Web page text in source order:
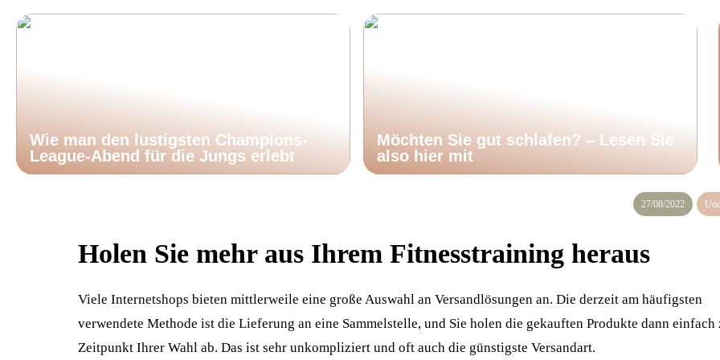
Wie man den lustigsten Champions-
League-Abend für die Jungs erlebt
Möchten Sie gut schlafen? – Lesen Sie
also hier mit
27/08/2022
Holen Sie mehr aus Ihrem Fitnesstraining heraus
Viele Internetshops bieten mittlerweile eine große Auswahl an Versandlösungen an. Die derzeit am häufigsten
verwendete Methode ist die Lieferung an eine Sammelstelle, und Sie holen die gekauften Produkte dann einfach
Zeitpunkt Ihrer Wahl ab. Das ist sehr unkompliziert und oft auch die günstigste Versandart.